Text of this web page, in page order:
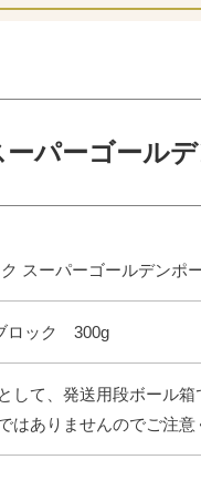
パーゴール
スーパーゴールデンポ
ロック 300g
して、発送用段ボール箱
はありませんのでご注意